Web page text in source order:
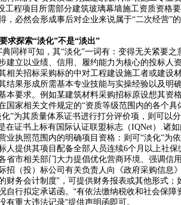
工程项目所需部分建筑玻璃幕墙施工资质资
，必然会形成事后对企业来说属于“二次经营”
求探索“淡化”不是“淡出”
同样可知，其“淡化”一词有：变得无关紧要
建立以业绩、信用、履约能力为核心的投标
相关招标采购标的中对工程建设施工者或建
结果形成所需基本专业技能与实操经验以及明
本要求。例如某建筑材料采购招标原设想其资
国家相关文件规定的“资质等级范围内的各个
”为其质量体系证书进行打分评价项，则可以
在证书上标有国际认证联盟标志（IQNet）.诸
业执照范围内的明确项目资格：则可“淡化”
人提供其项目配备全部人员连续6个月以上社
省市相关部门大力提倡优化营商环境、强调
招（投）标公司有关负责人向《政府采购信息
财务会计制度”，可提供财务报表或其他形式
自行拟定承诺函。“有依法缴纳税收和社会保
有重大违法记录”提供声明函即可。